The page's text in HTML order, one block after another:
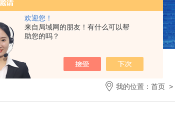
欢迎您！
来自局域网的朋友！有什么可以帮
助您的吗？
我的位置： 首页 >